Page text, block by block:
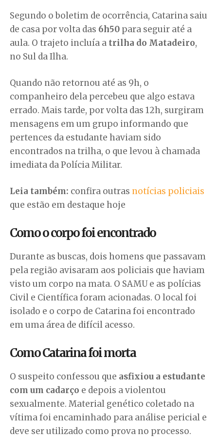
Segundo o boletim de ocorrência, Catarina saiu
de casa por volta das 6h50 para seguir até a
aula. O trajeto incluía a trilha do Matadeiro,
no Sul da Ilha.
Quando não retornou até as 9h, o
companheiro dela percebeu que algo estava
errado. Mais tarde, por volta das 12h, surgiram
mensagens em um grupo informando que
pertences da estudante haviam sido
encontrados na trilha, o que levou à chamada
imediata da Polícia Militar.
Leia também: confira outras notícias policiais
que estão em destaque hoje
Como o corpo foi encontrado
Durante as buscas, dois homens que passavam
pela região avisaram aos policiais que haviam
visto um corpo na mata. O SAMU e as polícias
Civil e Científica foram acionadas. O local foi
isolado e o corpo de Catarina foi encontrado
em uma área de difícil acesso.
Como Catarina foi morta
O suspeito confessou que asfixiou a estudante
com um cadarço e depois a violentou
sexualmente. Material genético coletado na
vítima foi encaminhado para análise pericial e
deve ser utilizado como prova no processo.